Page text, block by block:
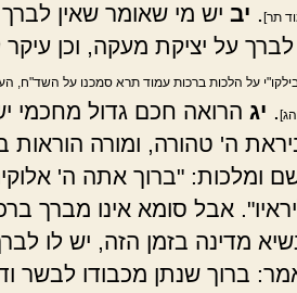
תר] . יב יש מי שאומר שאין
על יציקת מעקה, וכן עיקר
על הלכות ברכות עמוד תרא סמכנו על השד"ח,
. יג הרואה חכם גדול מחכמי
ה' טהורה, ומורה הוראות
ומלכות: "ברוך אתה ה'
אבל סומא אינו מברך
מדינה בזמן הזה, יש לו
ברוך שנתן מכבודו לבשר